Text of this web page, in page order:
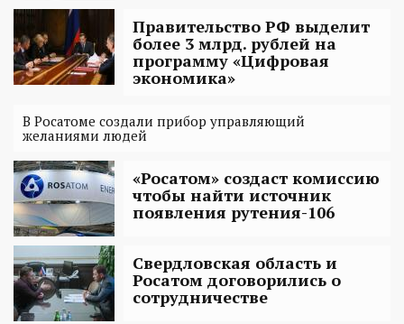
Правительство РФ выделит
более 3 млрд. рублей на
программу «Цифровая
экономика»‍
В Росатоме создали прибор управляющий
желаниями людей
«Росатом» создаст комиссию
чтобы найти источник
появления рутения-106
Свердловская область и
Росатом договорились о
сотрудничестве